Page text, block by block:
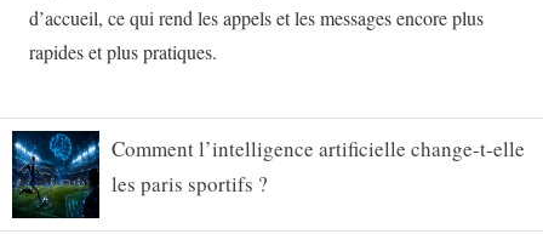
Comment l’intelligence artificielle change-t-elle
les paris sportifs ?